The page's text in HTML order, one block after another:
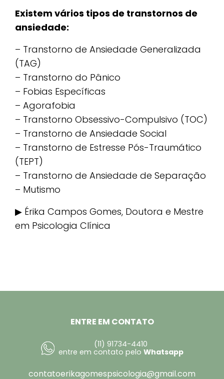
Existem vários tipos de transtornos de
ansiedade:
– Transtorno de Ansiedade Generalizada
(TAG)
– Transtorno do Pânico
– Fobias Específicas
– Agorafobia
– Transtorno Obsessivo-Compulsivo (TOC)
– Transtorno de Ansiedade Social
– Transtorno de Estresse Pós-Traumático
(TEPT)
– Transtorno de Ansiedade de Separação
– Mutismo
▶ Érika Campos Gomes, Doutora e Mestre
em Psicologia Clínica
ENTRE EM CONTATO
(11) 91734-4410
entre em contato pelo Whatsapp
contatoerikagomespsicologia@gmail.com